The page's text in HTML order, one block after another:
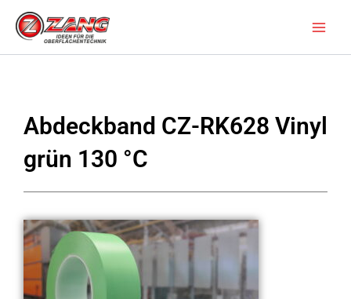
Inhalt
springen
Abdeckband CZ-RK628 Vinyl
grün 130 °C